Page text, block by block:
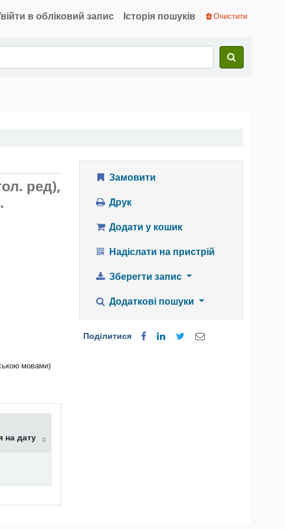
в обліковий запис Історія пошуків Очистити
ред),
мовами)
на дату
Замовити
Друк
Додати у кошик
Надіслати на пристрій
Зберегти запис
Додаткові пошуки
Поділитися